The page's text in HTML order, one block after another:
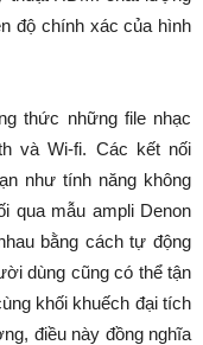
độ chính xác của hình
thức những file nhạc
và Wi-fi. Các kết nối
như tính năng không
qua mẫu ampli Denon
bằng cách tự động
dùng cũng có thể tận
khối khuếch đại tích
điều này đồng nghĩa